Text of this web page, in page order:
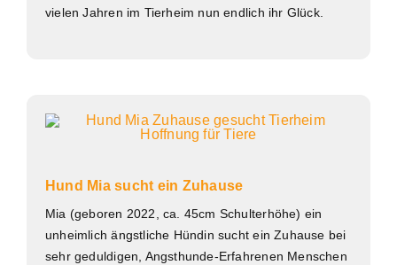
vielen Jahren im Tierheim nun endlich ihr Glück.
Hund Mia sucht ein Zuhause
Mia (geboren 2022, ca. 45cm Schulterhöhe) ein
unheimlich ängstliche Hündin sucht ein Zuhause bei
sehr geduldigen, Angsthunde-Erfahrenen Menschen